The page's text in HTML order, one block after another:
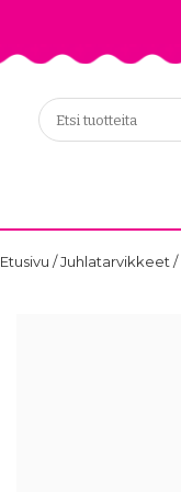
Etusivu /Juhlatarvikkeet /